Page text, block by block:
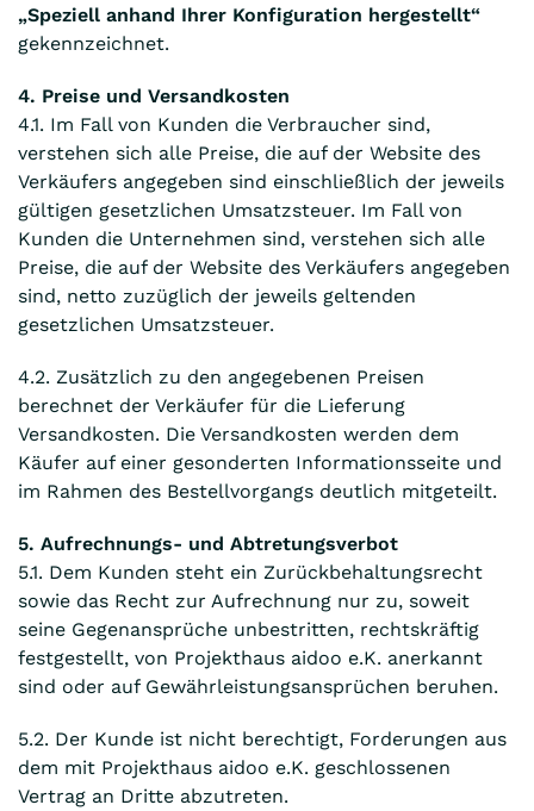
„Speziell anhand Ihrer Konfiguration hergestellt“
gekennzeichnet.
4. Preise und Versandkosten
4.1. Im Fall von Kunden die Verbraucher sind,
verstehen sich alle Preise, die auf der Website des
Verkäufers angegeben sind einschließlich der jeweils
gültigen gesetzlichen Umsatzsteuer. Im Fall von
Kunden die Unternehmen sind, verstehen sich alle
Preise, die auf der Website des Verkäufers angegeben
sind, netto zuzüglich der jeweils geltenden
gesetzlichen Umsatzsteuer.
4.2. Zusätzlich zu den angegebenen Preisen
berechnet der Verkäufer für die Lieferung
Versandkosten. Die Versandkosten werden dem
Käufer auf einer gesonderten Informationsseite und
im Rahmen des Bestellvorgangs deutlich mitgeteilt.
5. Aufrechnungs- und Abtretungsverbot
5.1. Dem Kunden steht ein Zurückbehaltungsrecht
sowie das Recht zur Aufrechnung nur zu, soweit
seine Gegenansprüche unbestritten, rechtskräftig
festgestellt, von Projekthaus aidoo e.K. anerkannt
sind oder auf Gewährleistungsansprüchen beruhen.
5.2. Der Kunde ist nicht berechtigt, Forderungen aus
dem mit Projekthaus aidoo e.K. geschlossenen
Vertrag an Dritte abzutreten.